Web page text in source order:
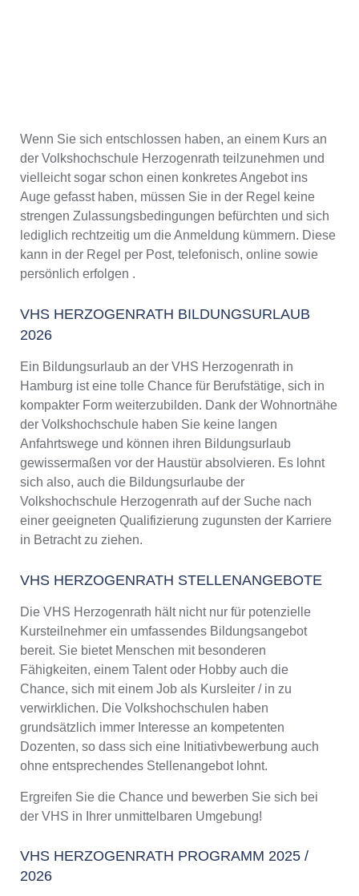
Wenn Sie sich entschlossen haben, an einem Kurs an
der Volkshochschule Herzogenrath teilzunehmen und
vielleicht sogar schon einen konkretes Angebot ins
Auge gefasst haben, müssen Sie in der Regel keine
strengen Zulassungsbedingungen befürchten und sich
lediglich rechtzeitig um die Anmeldung kümmern. Diese
kann in der Regel per Post, telefonisch, online sowie
persönlich erfolgen .
VHS HERZOGENRATH BILDUNGSURLAUB
2026
Ein Bildungsurlaub an der VHS Herzogenrath in
Hamburg ist eine tolle Chance für Berufstätige, sich in
kompakter Form weiterzubilden. Dank der Wohnortnähe
der Volkshochschule haben Sie keine langen
Anfahrtswege und können ihren Bildungsurlaub
gewissermaßen vor der Haustür absolvieren. Es lohnt
sich also, auch die Bildungsurlaube der
Volkshochschule Herzogenrath auf der Suche nach
einer geeigneten Qualifizierung zugunsten der Karriere
in Betracht zu ziehen.
VHS HERZOGENRATH STELLENANGEBOTE
Die VHS Herzogenrath hält nicht nur für potenzielle
Kursteilnehmer ein umfassendes Bildungsangebot
bereit. Sie bietet Menschen mit besonderen
Fähigkeiten, einem Talent oder Hobby auch die
Chance, sich mit einem Job als Kursleiter / in zu
verwirklichen. Die Volkshochschulen haben
grundsätzlich immer Interesse an kompetenten
Dozenten, so dass sich eine Initiativbewerbung auch
ohne entsprechendes Stellenangebot lohnt.
Ergreifen Sie die Chance und bewerben Sie sich bei
der VHS in Ihrer unmittelbaren Umgebung!
VHS HERZOGENRATH PROGRAMM 2025 /
2026